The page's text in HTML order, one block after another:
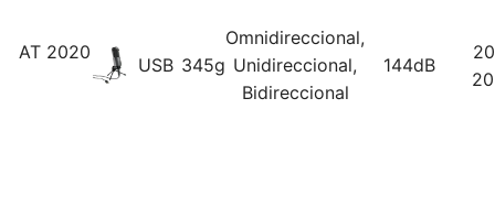
AT 2020
USB 345g
Omnidireccional,
Unidireccional,
Bidireccional
144dB